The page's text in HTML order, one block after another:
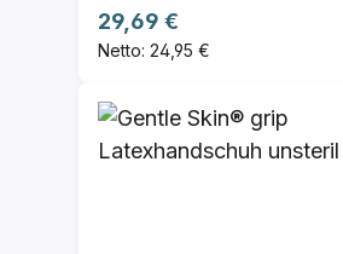
Regulärer Preis:
29,69 €
Netto: 24,95 €